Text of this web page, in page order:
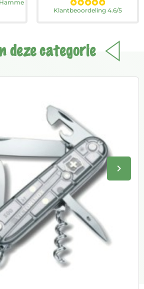
Klantbeoordeling 4.6/5
deze categorie
keyboard_arrow_right